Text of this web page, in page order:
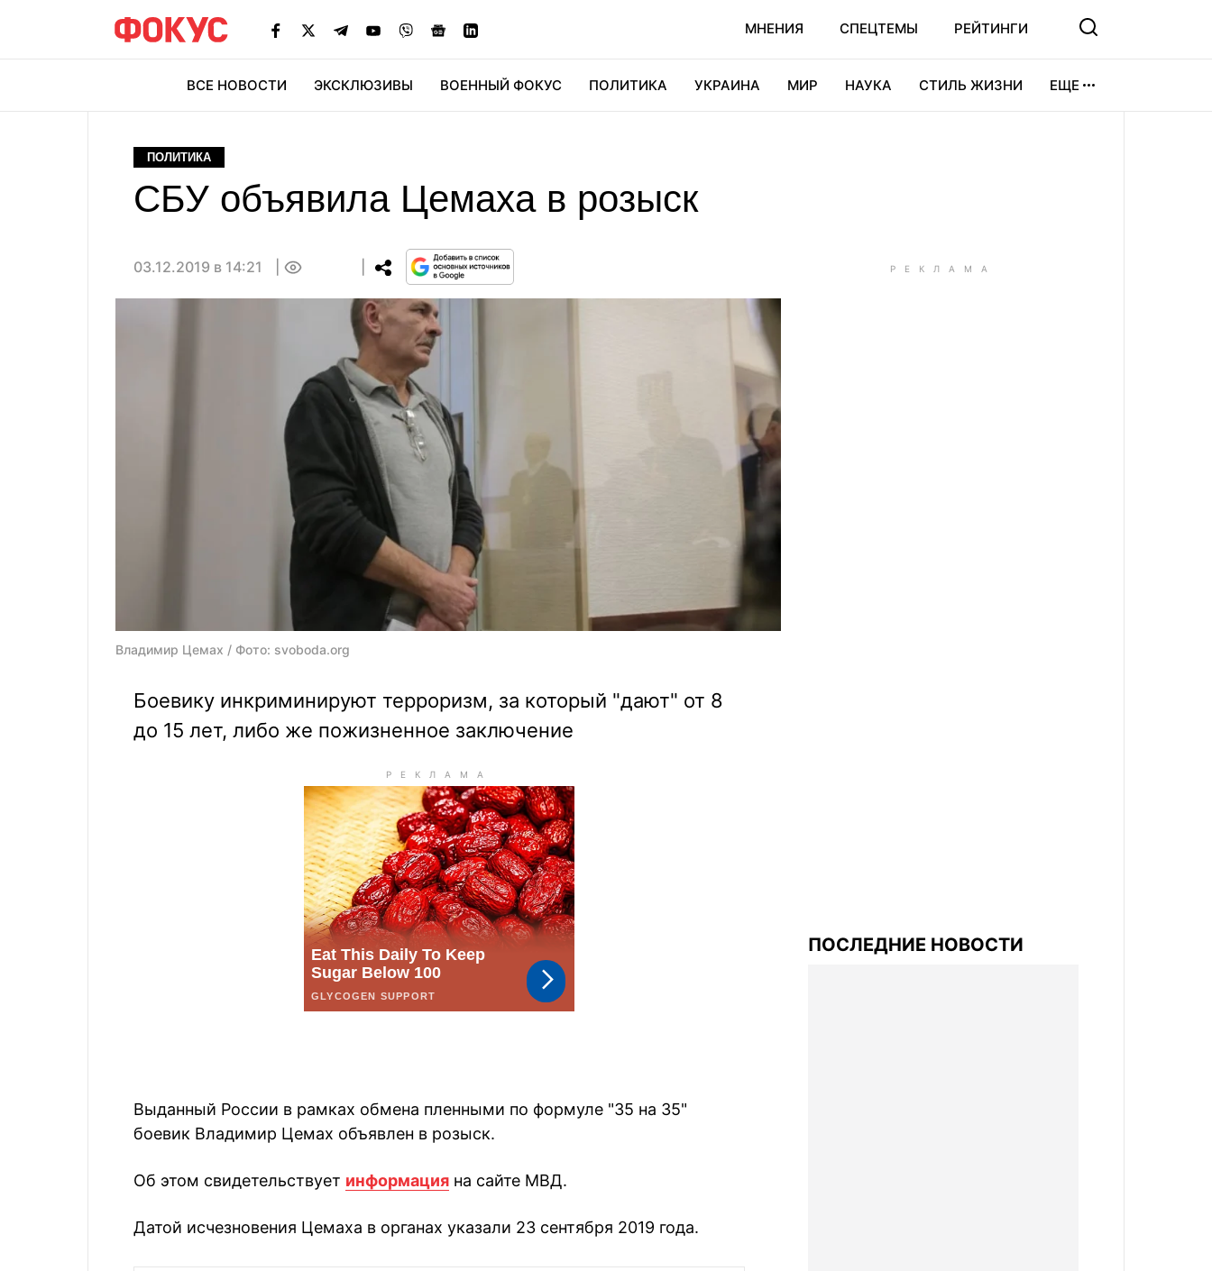
МНЕНИЯ СПЕЦТЕМЫ РЕЙТИНГИ
ВСЕ НОВОСТИ ЭКСКЛЮЗИВЫ ВОЕННЫЙ ФОКУС ПОЛИТИКА УКРАИНА МИР НАУКА СТИЛЬ ЖИЗНИ ЕЩЕ
ПОЛИТИКА
СБУ объявила Цемаха в розыск
03.12.2019 в 14:21
Владимир Цемах / Фото: svoboda.org
Боевику инкриминируют терроризм, за который "дают" от 8
до 15 лет, либо же пожизненное заключение
Выданный России в рамках обмена пленными по формуле "35 на 35"
боевик Владимир Цемах объявлен в розыск.
Об этом свидетельствует информация на сайте МВД.
Датой исчезновения Цемаха в органах указали 23 сентября 2019 года.
ПОСЛЕДНИЕ НОВОСТИ